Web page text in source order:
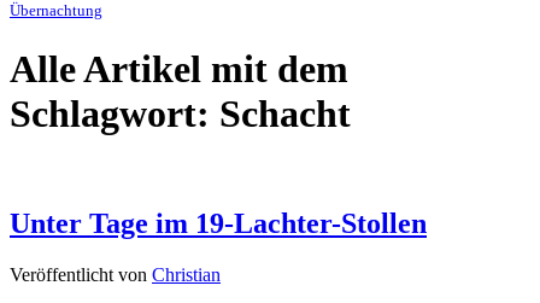
Übernachtung
Alle Artikel mit dem
Schlagwort: Schacht
Unter Tage im 19-Lachter-Stollen
Veröffentlicht von Christian